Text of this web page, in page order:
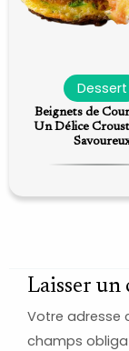
Dessert
Beignets de
Un Délice
Laisser un
Votre adresse
champs